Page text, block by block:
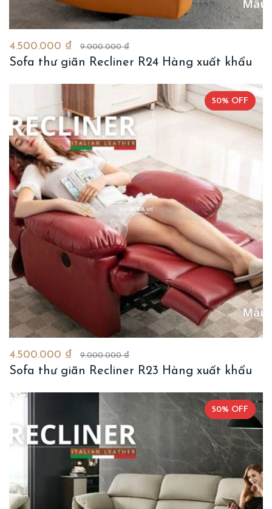
4.500.000 ₫ 9.000.000 ₫
Sofa thư giãn Recliner R24 Hàng xuất khẩu
50% OFF
4.500.000 ₫ 9.000.000 ₫
Sofa thư giãn Recliner R23 Hàng xuất khẩu
50% OFF